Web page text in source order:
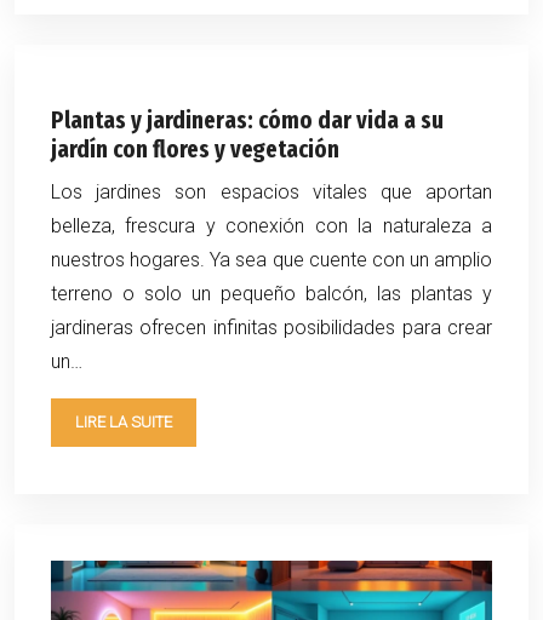
Plantas y jardineras: cómo dar vida a su
jardín con flores y vegetación
Los jardines son espacios vitales que aportan
belleza, frescura y conexión con la naturaleza a
nuestros hogares. Ya sea que cuente con un amplio
terreno o solo un pequeño balcón, las plantas y
jardineras ofrecen infinitas posibilidades para crear
un…
LIRE LA SUITE